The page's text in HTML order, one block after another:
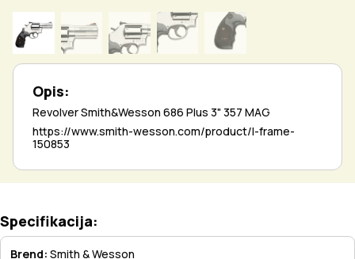
Opis:
Revolver Smith&Wesson 686 Plus 3" 357 MAG
https://www.smith-wesson.com/product/l-frame-
150853
Specifikacija:
Brend: Smith & Wesson